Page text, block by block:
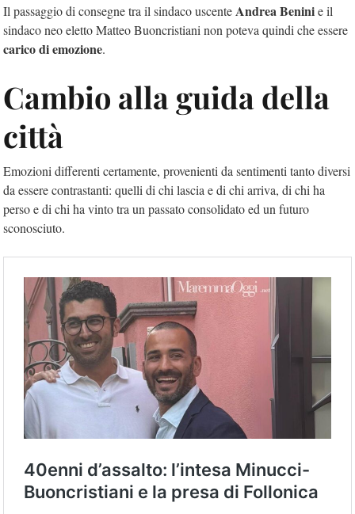
Il passaggio di consegne tra il sindaco uscenteAndrea Beninie il
sindaco neo eletto Matteo Buoncristiani non poteva quindi che essere
carico di emozione.
Cambio alla guida della
città
Emozioni differenti certamente, provenienti da sentimenti tanto diversi
da essere contrastanti: quelli di chi lascia e di chi arriva, di chi ha
perso e di chi ha vinto tra un passato consolidato ed un futuro
sconosciuto.